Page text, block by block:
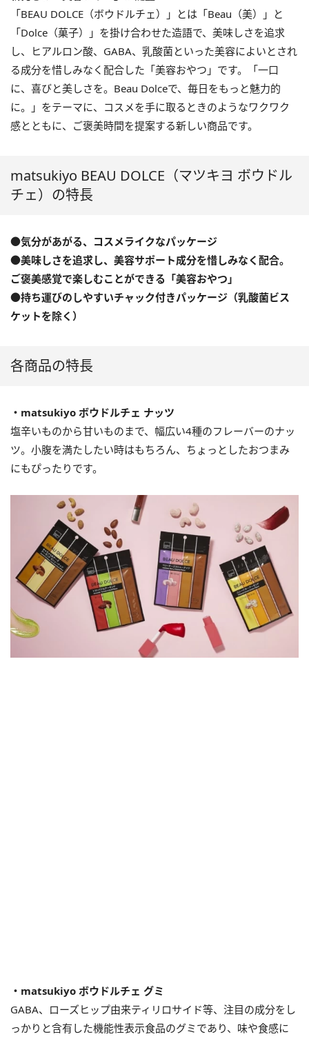
「BEAU DOLCE（ボウドルチェ）」とは「Beau（美）」と
「Dolce（菓子）」を掛け合わせた造語で、美味しさを追求
し、ヒアルロン酸、GABA、乳酸菌といった美容によいとされ
る成分を惜しみなく配合した「美容おやつ」です。「一口
に、喜びと美しさを。Beau Dolceで、毎日をもっと魅力的
に。」をテーマに、コスメを手に取るときのようなワクワク
感とともに、ご褒美時間を提案する新しい商品です。
matsukiyo BEAU DOLCE（マツキヨ ボウドル
チェ）の特長
●気分があがる、コスメライクなパッケージ
●美味しさを追求し、美容サポート成分を惜しみなく配合。
ご褒美感覚で楽しむことができる「美容おやつ」
●持ち運びのしやすいチャック付きパッケージ（乳酸菌ビス
ケットを除く）
各商品の特長
・matsukiyo ボウドルチェ ナッツ
塩辛いものから甘いものまで、幅広い4種のフレーバーのナッ
ツ。小腹を満たしたい時はもちろん、ちょっとしたおつまみ
にもぴったりです。
・matsukiyo ボウドルチェ グミ
GABA、ローズヒップ由来ティリロサイド等、注目の成分をし
っかりと含有した機能性表示食品のグミであり、味や食感に